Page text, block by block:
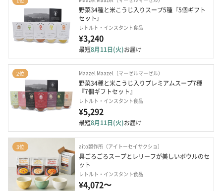
野菜34種と米こうじ入りスープ5種『5個ギフト
セット』
レトルト・インスタント食品
¥3,240
最短8月11日(火)お届け
2位 Maazel Maazel（マーゼルマーゼル）
野菜34種と米こうじ入りプレミアムスープ7種
『7個ギフトセット』
レトルト・インスタント食品
¥5,292
最短8月11日(火)お届け
3位 aito製作所（アイトーセイサクショ）
具ごろごろスープとレリーフが美しいボウルのセ
ット
レトルト・インスタント食品
¥4,072〜